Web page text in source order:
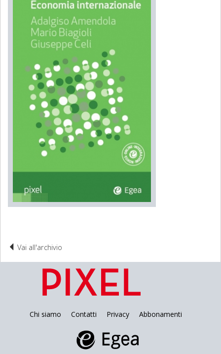
Vai all'archivio
Chi siamo Contatti Privacy Abbonamenti